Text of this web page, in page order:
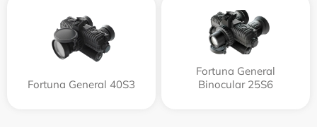
Fortuna General 40S3
Fortuna General
Binocular 25S6